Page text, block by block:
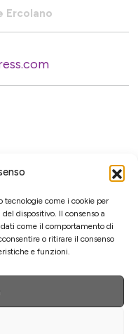
come i cookie per
dispositivo. Il consenso a
come il comportamento di
o ritirare il consenso
e funzioni.
Ercolano
of visual arts